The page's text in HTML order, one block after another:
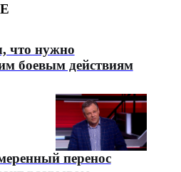
что нужно
боевым действиям
перенос